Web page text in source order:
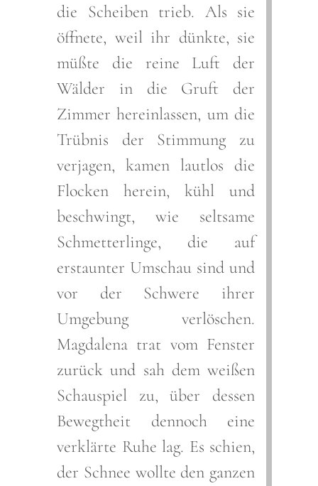
die Scheiben trieb. Als sie
öffnete, weil ihr dünkte, sie
müßte die reine Luft der
Wälder in die Gruft der
Zimmer hereinlassen, um die
Trübnis der Stimmung zu
verjagen, kamen lautlos die
Flocken herein, kühl und
beschwingt, wie seltsame
Schmetterlinge, die auf
erstaunter Umschau sind und
vor der Schwere ihrer
Umgebung verlöschen.
Magdalena trat vom Fenster
zurück und sah dem weißen
Schauspiel zu, über dessen
Bewegtheit dennoch eine
verklärte Ruhe lag. Es schien,
der Schnee wollte den ganzen